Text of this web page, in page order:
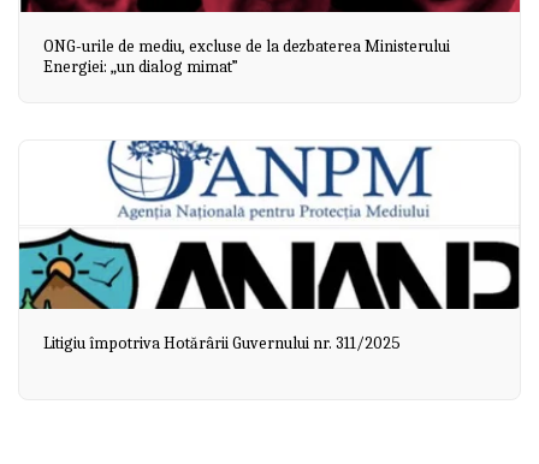
ONG-urile de mediu, excluse de la dezbaterea Ministerului
Energiei: „un dialog mimat”
Litigiu împotriva Hotărârii Guvernului nr. 311/2025